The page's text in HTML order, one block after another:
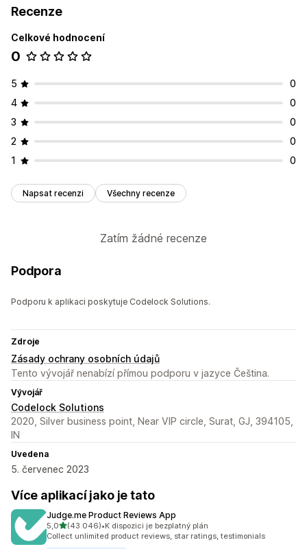
Recenze
Celkové hodnocení
0
5
0
4
0
3
0
2
0
1
0
Napsat recenzi Všechny recenze
Zatím žádné recenze
Podpora
Podporu k aplikaci poskytuje Codelock Solutions.
Zdroje
Zásady ochrany osobních údajů
Tento vývojář nenabízí přímou podporu v jazyce Čeština.
Vývojář
Codelock Solutions
2020, Silver business point, Near VIP circle, Surat, GJ, 394105,
IN
Uvedena
5. červenec 2023
Více aplikací jako je tato
Judge.me Product Reviews App
5,0z 5 hvězd
(43 046)
Celkový počet recenzí: 43046
•K dispozici je bezplatný plán
Collect unlimited product reviews, star ratings, testimonials